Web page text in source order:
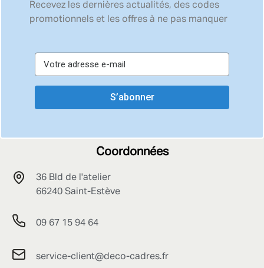
Recevez les dernières actualités, des codes
promotionnels et les offres à ne pas manquer
S’abonner
Coordonnées
36 Bld de l'atelier
66240 Saint-Estève
09 67 15 94 64
service-client@deco-cadres.fr